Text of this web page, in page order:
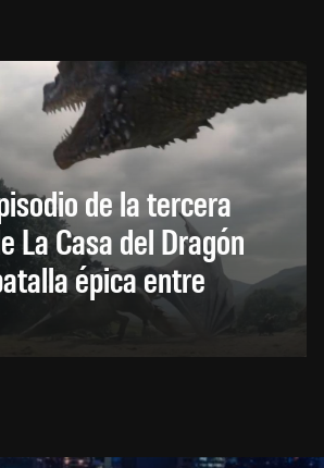
de la tercera
La Casa del Dragón
épica entre